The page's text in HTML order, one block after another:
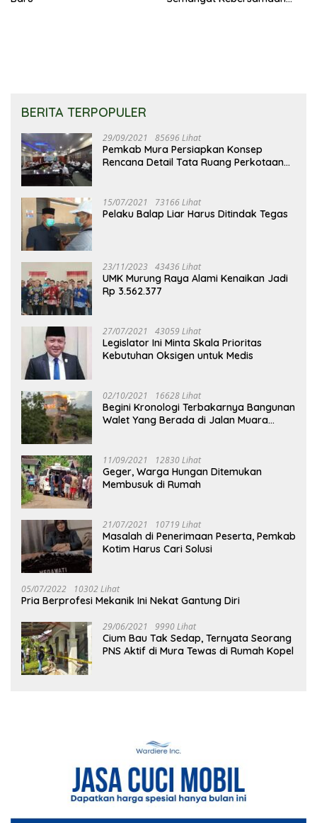
BERITA TERPOPULER
29/09/2021 85696 Lihat
Pemkab Mura Persiapkan Konsep
Rencana Detail Tata Ruang Perkotaan
15/07/2021 73166 Lihat
Pelaku Balap Liar Harus Ditindak Tegas
23/11/2023 43436 Lihat
UMK Murung Raya Alami Kenaikan Jadi
Rp 3.562.377
27/07/2021 43059 Lihat
Legislator Ini Minta Skala Prioritas
Kebutuhan Oksigen untuk Medis
02/10/2021 16628 Lihat
Begini Kronologi Terbakarnya Bangunan
Walet Yang Berada di Jalan Muara
11/09/2021 12830 Lihat
Geger, Warga Hungan Ditemukan
Membusuk di Rumah
21/07/2021 10719 Lihat
Masalah di Penerimaan Peserta, Pemkab
Kotim Harus Cari Solusi
05/07/2022 10302 Lihat
Pria Berprofesi Mekanik Ini Nekat Gantung Diri
29/06/2021 9990 Lihat
Cium Bau Tak Sedap, Ternyata Seorang
PNS Aktif di Mura Tewas di Rumah Kopel